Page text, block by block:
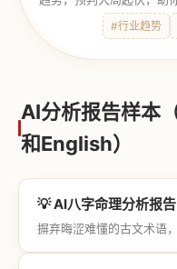
#行业趋势
AI分析报告样本
和English）
💡 AI八字命理分析报